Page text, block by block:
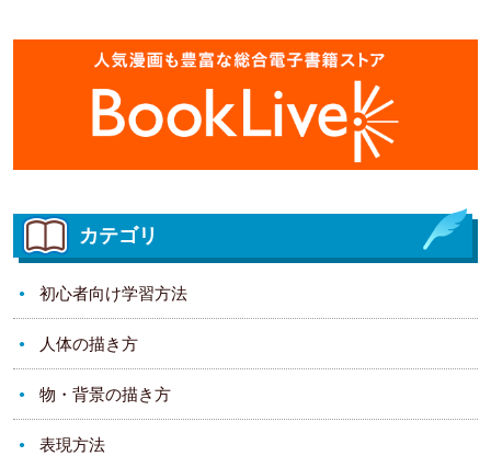
カテゴリ
初心者向け学習方法
人体の描き方
物・背景の描き方
表現方法